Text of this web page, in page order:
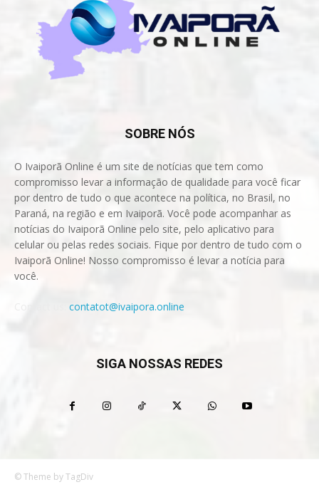
SOBRE NÓS
O Ivaiporã Online é um site de notícias que tem como
compromisso levar a informação de qualidade para você ficar
por dentro de tudo o que acontece na política, no Brasil, no
Paraná, na região e em Ivaiporã. Você pode acompanhar as
notícias do Ivaiporã Online pelo site, pelo aplicativo para
celular ou pelas redes sociais. Fique por dentro de tudo com o
Ivaiporã Online! Nosso compromisso é levar a notícia para
você.
contatot@ivaipora.online
SIGA NOSSAS REDES
© Theme by TagDiv